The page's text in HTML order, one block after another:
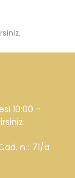
10:00 -
n : 71/a